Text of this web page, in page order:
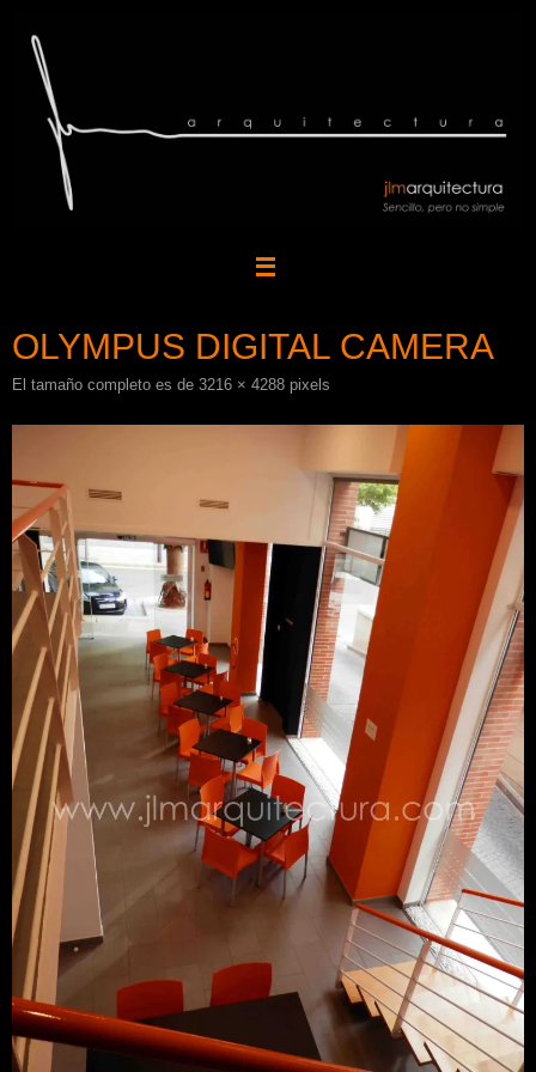
contenido
OLYMPUS DIGITAL CAMERA
El tamaño completo es de 3216 × 4288 pixels